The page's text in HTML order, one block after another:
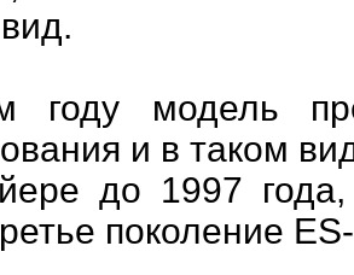
году модель
и в таком
до 1997
поколение